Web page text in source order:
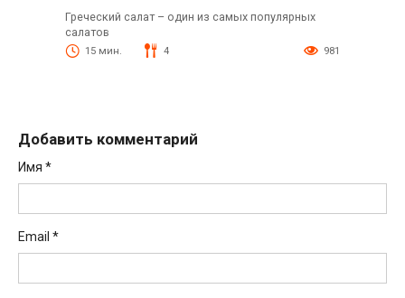
Греческий салат – один из самых популярных
салатов
15 мин. 4 981
Добавить комментарий
Имя *
Email *